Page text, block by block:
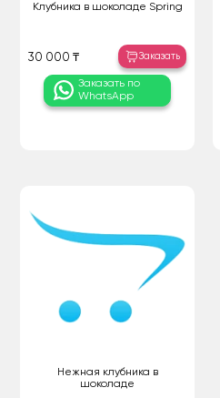
Клубника в шоколаде Spring
30 000 ₸ Заказать
Заказать по
WhatsApp
Нежная клубника в
шоколаде